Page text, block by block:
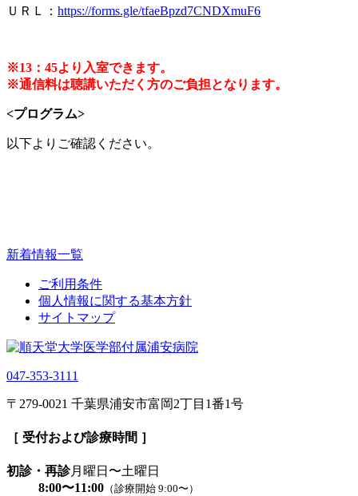
ＵＲＬ： https://forms.gle/tfaeBpzd7CNDXmuF6
※13：45より入室できます。
※通信料は聴講いただく方のご負担となります。
<プログラム>
以下よりご確認ください。
新着情報一覧
ご利用条件
個人情報に関する基本方針
サイトマップ
047-353-3111
〒279-0021 千葉県浦安市富岡2丁目1番1号
［ 受付および診療時間 ］
初診・再診月曜日〜土曜日
8:00〜11:00 （診療開始 9:00〜）